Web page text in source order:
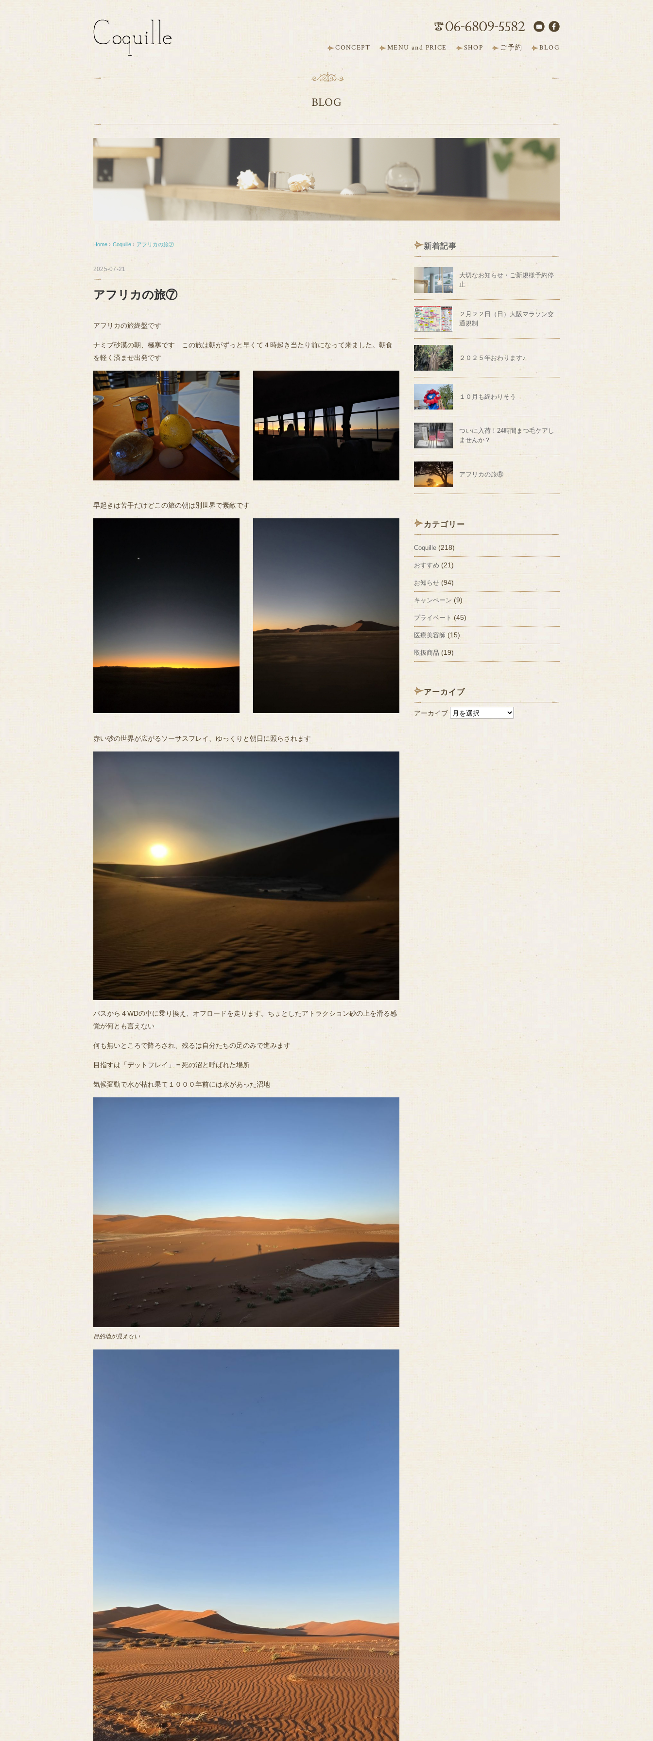
CONCEPT MENU and PRICE SHOP ご予約 BLOG
BLOG
Home › Coquille › アフリカの旅⑦
2025-07-21
アフリカの旅⑦
アフリカの旅終盤です
ナミブ砂漠の朝、極寒です この旅は朝がずっと早くて４時起き当たり前になって来ました。朝食
を軽く済ませ出発です
早起きは苦手だけどこの旅の朝は別世界で素敵です
赤い砂の世界が広がるソーサスフレイ、ゆっくりと朝日に照らされます
バスから４WDの車に乗り換え、オフロードを走ります。ちょとしたアトラクション砂の上を滑る感
覚が何とも言えない
何も無いところで降ろされ、残るは自分たちの足のみで進みます
目指すは「デットフレイ」＝死の沼と呼ばれた場所
気候変動で水が枯れ果て１０００年前には水があった沼地
目的地が見えない
新着記事
大切なお知らせ・ご新規様予約停
止
２月２２日（日）大阪マラソン交
通規制
２０２５年おわります♪
１０月も終わりそう
ついに入荷！24時間まつ毛ケアし
ませんか？
アフリカの旅⑧
カテゴリー
Coquille (218)
おすすめ (21)
お知らせ (94)
キャンペーン (9)
プライベート (45)
医療美容師 (15)
取扱商品 (19)
アーカイブ
アーカイブ